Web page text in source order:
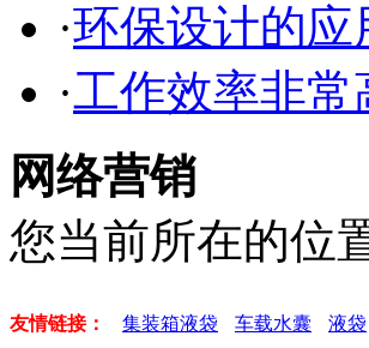
·环保设计的应
·工作效率非
网络营销
您当前所在的位
友情链接： 集装箱液袋 车载水囊 液袋